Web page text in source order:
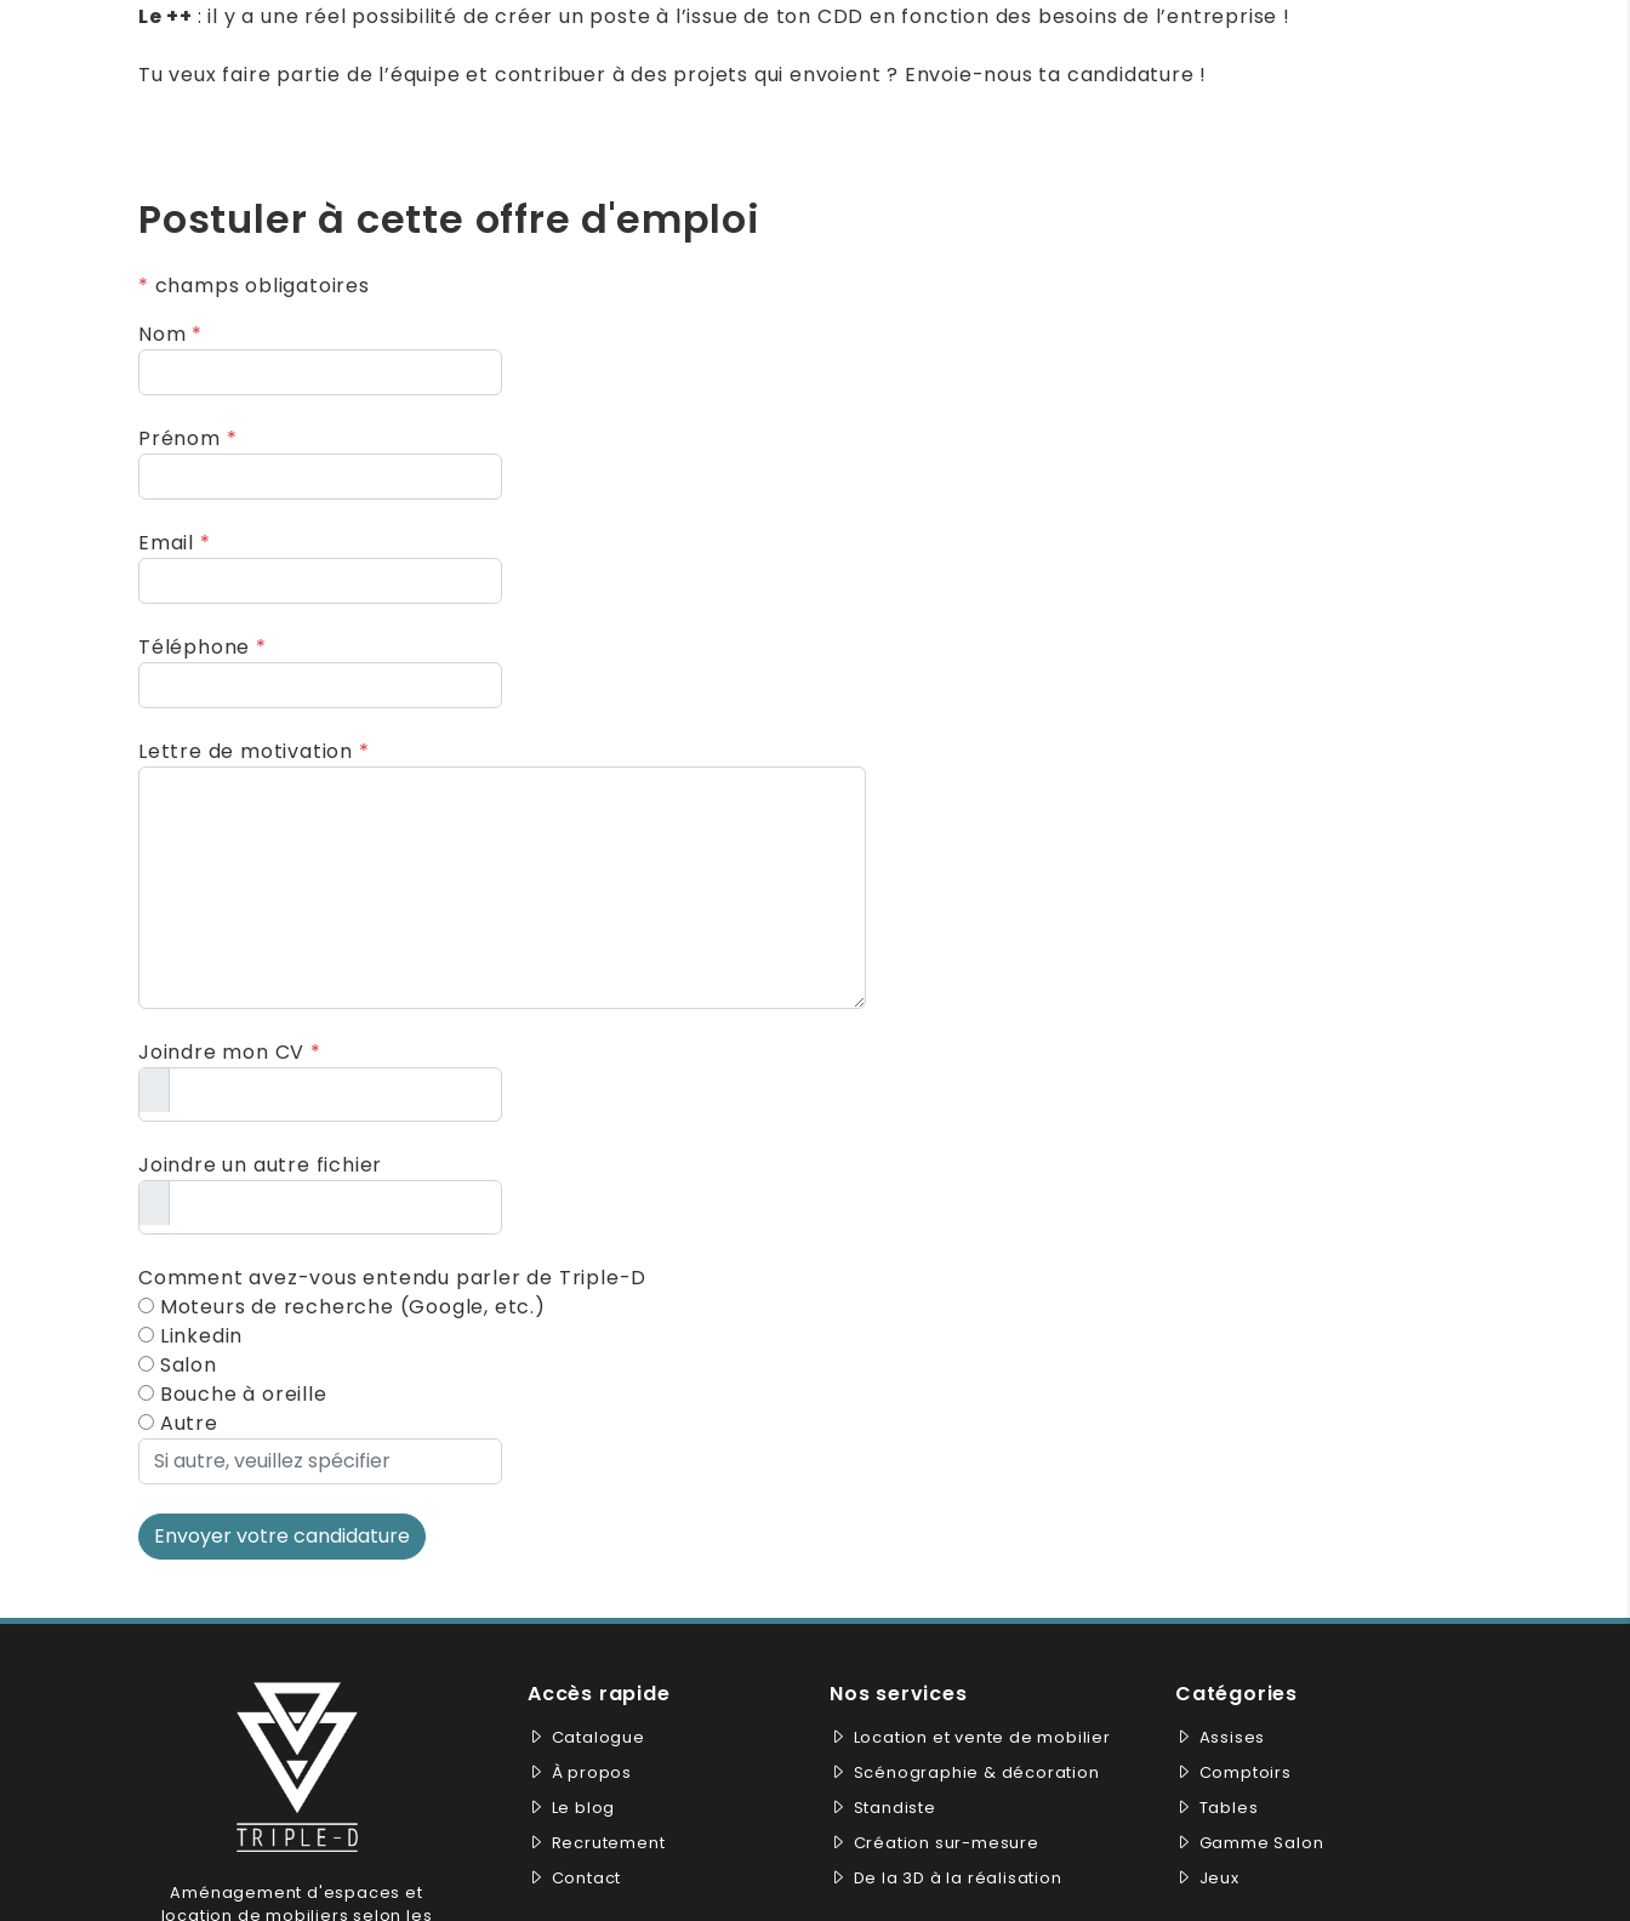
Le ++ : il y a une réel possibilité de créer un poste à l’issue de ton CDD en fonction des besoins de l’entreprise !
Tu veux faire partie de l’équipe et contribuer à des projets qui envoient ? Envoie-nous ta candidature !
Postuler à cette offre d'emploi
* champs obligatoires
Nom *
Prénom *
Email *
Téléphone *
Lettre de motivation *
Joindre mon CV *
Joindre un autre fichier
Comment avez-vous entendu parler de Triple-D
Moteurs de recherche (Google, etc.)
Linkedin
Salon
Bouche à oreille
Autre
Envoyer votre candidature
Aménagement d'espaces et
location de mobiliers selon les
Accès rapide
Catalogue
À propos
Le blog
Recrutement
Contact
Nos services
Location et vente de mobilier
Scénographie & décoration
Standiste
Création sur-mesure
De la 3D à la réalisation
Catégories
Assises
Comptoirs
Tables
Gamme Salon
Jeux